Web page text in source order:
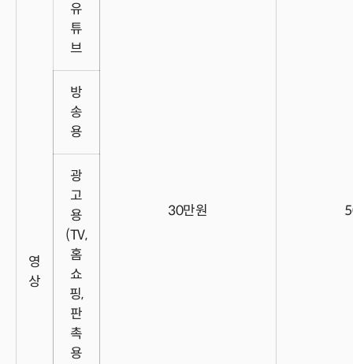
영
상
유
튜
브
30만원
방
송
용
광
고
용
(TV,
홈
쇼
핑,
판
촉
용